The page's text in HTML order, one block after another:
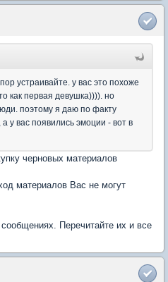
устраивайте. у вас это похоже
как первая девушка)))). но
поэтому я даю по факту
у вас появились эмоции - вот в
черновых материалов
материалов Вас не могут
Перечитайте их и все